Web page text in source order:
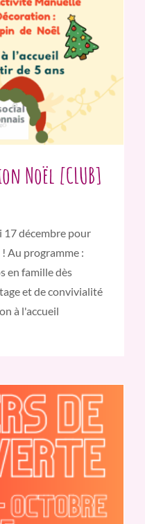
Noël [CLUB]
17 décembre pour
Au programme :
en famille dès
et de convivialité
à l'accueil